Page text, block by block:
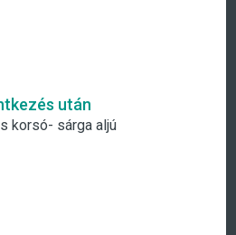
után
korsó- sárga aljú